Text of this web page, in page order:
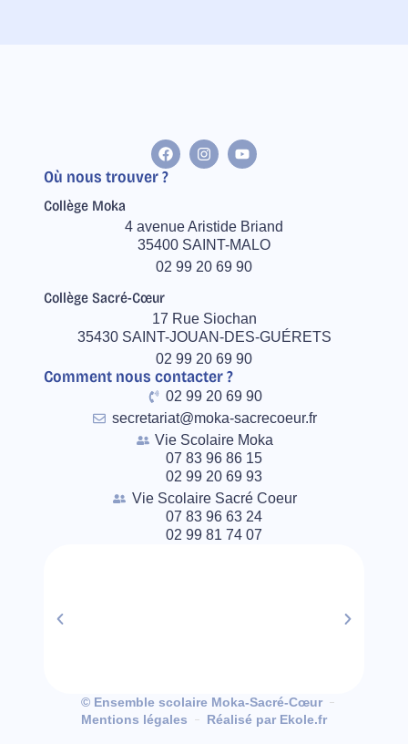
Où nous trouver ?
Collège Moka
4 avenue Aristide Briand
35400 SAINT-MALO
02 99 20 69 90
Collège Sacré-Cœur
17 Rue Siochan
35430 SAINT-JOUAN-DES-GUÉRETS
02 99 20 69 90
Comment nous contacter ?
02 99 20 69 90
secretariat@moka-sacrecoeur.fr
Vie Scolaire Moka
07 83 96 86 15
02 99 20 69 93
Vie Scolaire Sacré Coeur
07 83 96 63 24
02 99 81 74 07
© Ensemble scolaire Moka-Sacré-Cœur
Mentions légales
Réalisé par Ekole.fr